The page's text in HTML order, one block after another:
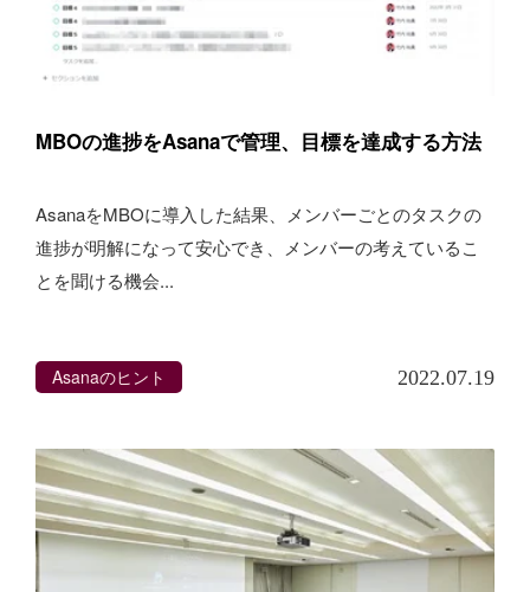
MBOの進捗をAsanaで管理、目標を達成する方法
AsanaをMBOに導入した結果、メンバーごとのタスクの
進捗が明解になって安心でき、メンバーの考えているこ
とを聞ける機会...
Asanaのヒント 2022.07.19